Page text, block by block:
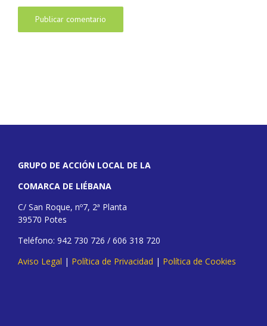
GRUPO DE ACCIÓN LOCAL DE LA
COMARCA DE LIÉBANA
C/ San Roque, nº7, 2ª Planta
39570 Potes
Teléfono: 942 730 726 / 606 318 720
Aviso Legal | Política de Privacidad | Política de Cookies